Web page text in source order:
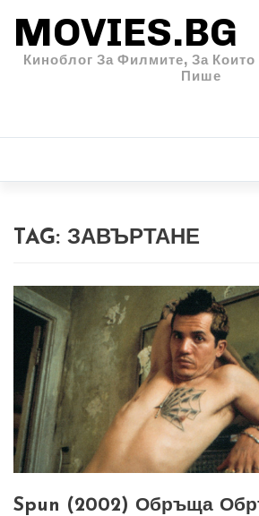
MOVIES.BG
Киноблог За Филмите, За
Пише
TAG: ЗАВЪРТАНЕ
Spun (2002) Обръща